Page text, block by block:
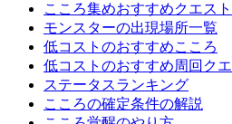
こころ集めおすすめクエスト
モンスターの出現場所一覧
低コストのおすすめこころ
低コストのおすすめ周回クエ
ステータスランキング
こころの確定条件の解説